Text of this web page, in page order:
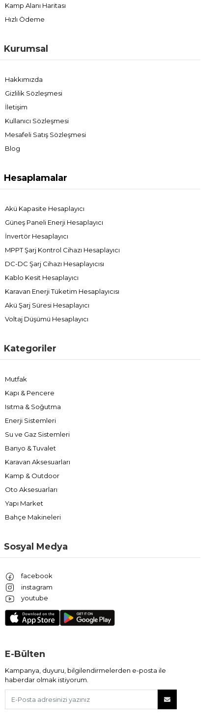
Kamp Alanı Haritası
Hızlı Ödeme
Kurumsal
Hakkımızda
Gizlilik Sözleşmesi
İletişim
Kullanıcı Sözleşmesi
Mesafeli Satış Sözleşmesi
Blog
Hesaplamalar
Akü Kapasite Hesaplayıcı
Güneş Paneli Enerji Hesaplayıcı
İnvertör Hesaplayıcı
MPPT Şarj Kontrol Cihazı Hesaplayıcı
DC-DC Şarj Cihazı Hesaplayıcısı
Kablo Kesit Hesaplayıcı
Karavan Enerji Tüketim Hesaplayıcısı
Akü Şarj Süresi Hesaplayıcı
Voltaj Düşümü Hesaplayıcı
Kategoriler
Mutfak
Kapı & Pencere
Isıtma & Soğutma
Enerji Sistemleri
Su ve Gaz Sistemleri
Banyo & Tuvalet
Karavan Aksesuarları
Kamp & Outdoor
Oto Aksesuarları
Yapı Market
Bahçe Makineleri
Sosyal Medya
facebook
instagram
youtube
E-Bülten
Kampanya, duyuru, bilgilendirmelerden e-posta ile
haberdar olmak istiyorum.